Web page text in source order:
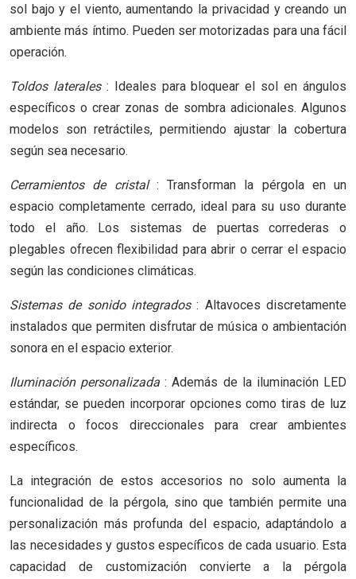
sol bajo y el viento, aumentando la privacidad y creando un
ambiente más íntimo. Pueden ser motorizadas para una fácil
operación.
Toldos laterales : Ideales para bloquear el sol en ángulos
específicos o crear zonas de sombra adicionales. Algunos
modelos son retráctiles, permitiendo ajustar la cobertura
según sea necesario.
Cerramientos de cristal : Transforman la pérgola en un
espacio completamente cerrado, ideal para su uso durante
todo el año. Los sistemas de puertas correderas o
plegables ofrecen flexibilidad para abrir o cerrar el espacio
según las condiciones climáticas.
Sistemas de sonido integrados: Altavoces discretamente
instalados que permiten disfrutar de música o ambientación
sonora en el espacio exterior.
Iluminación personalizada: Además de la iluminación LED
estándar, se pueden incorporar opciones como tiras de luz
indirecta o focos direccionales para crear ambientes
específicos.
La integración de estos accesorios no solo aumenta la
funcionalidad de la pérgola, sino que también permite una
personalización más profunda del espacio, adaptándolo a
las necesidades y gustos específicos de cada usuario. Esta
capacidad de customización convierte a la pérgola